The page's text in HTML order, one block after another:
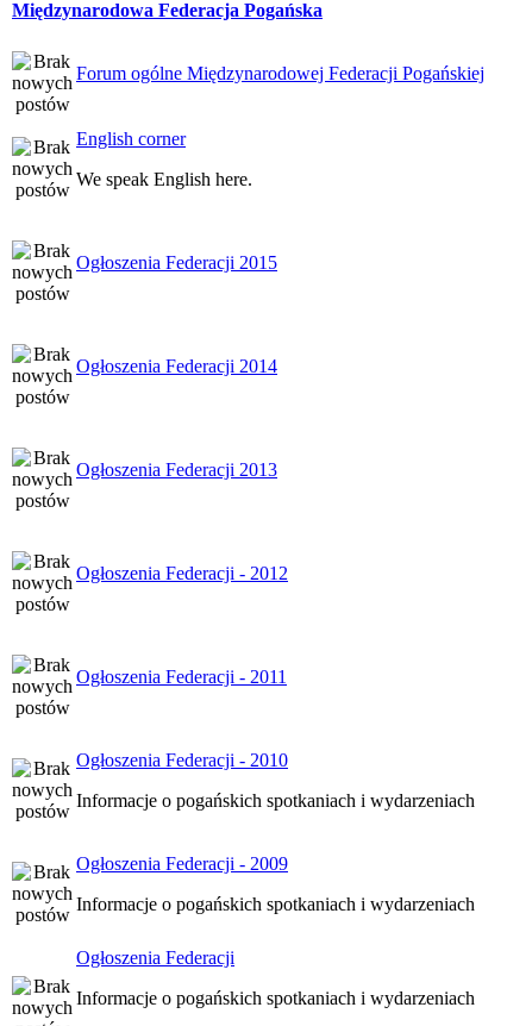
Międzynarodowa Federacja Pogańska
Forum ogólne Międzynarodowej Federacji Pogańskiej
English corner
We speak English here.
Ogłoszenia Federacji 2015
Ogłoszenia Federacji 2014
Ogłoszenia Federacji 2013
Ogłoszenia Federacji - 2012
Ogłoszenia Federacji - 2011
Ogłoszenia Federacji - 2010
Informacje o pogańskich spotkaniach i wydarzeniach
Ogłoszenia Federacji - 2009
Informacje o pogańskich spotkaniach i wydarzeniach
Ogłoszenia Federacji
Informacje o pogańskich spotkaniach i wydarzeniach